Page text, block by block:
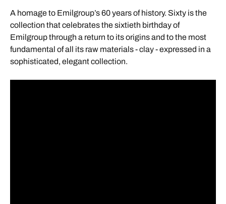
A homage to Emilgroup’s 60 years of history. Sixty is the
collection that celebrates the sixtieth birthday of
Emilgroup through a return to its origins and to the most
fundamental of all its raw materials - clay - expressed in a
sophisticated, elegant collection.